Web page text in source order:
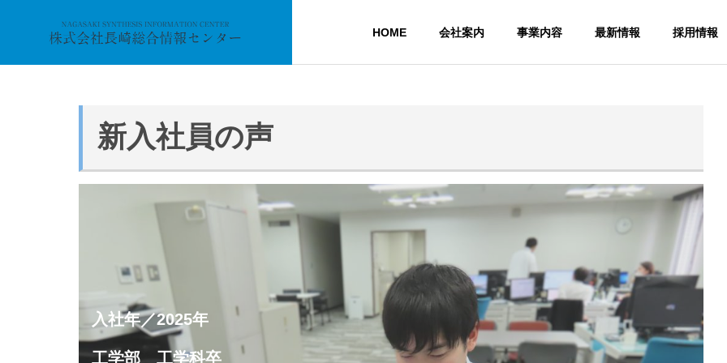
HOME 会社案内 事業内容 最新情報 採用情報
組織体制 アクセス
事業内容
情報処理サービス
システム開発サー
ビス
ネット
ビス
新入社員の声
入社年／2025年
工学部 工学科卒